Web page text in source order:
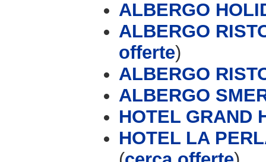
ALBERGO
ALBERGO
offerte)
ALBERGO
ALBERGO
HOTEL GRAND
HOTEL LA